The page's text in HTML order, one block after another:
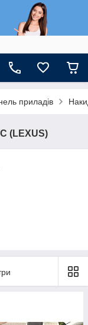
приладів
(LEXUS)
перегріву.